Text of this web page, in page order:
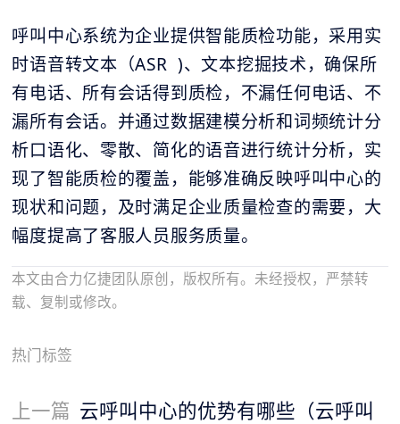
呼叫中心系统为企业提供智能质检功能，采用实
时语音转文本（ASR )、文本挖掘技术，确保所
有电话、所有会话得到质检，不漏任何电话、不
漏所有会话。并通过数据建模分析和词频统计分
析口语化、零散、简化的语音进行统计分析，实
现了智能质检的覆盖，能够准确反映呼叫中心的
现状和问题，及时满足企业质量检查的需要，大
幅度提高了客服人员服务质量。
本文由合力亿捷团队原创，版权所有。未经授权，严禁转
载、复制或修改。
热门标签
上一篇 云呼叫中心的优势有哪些（云呼叫